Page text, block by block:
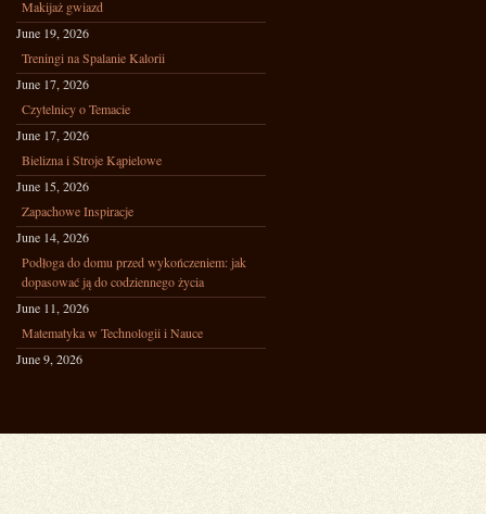
Makijaż gwiazd
June 19, 2026
Treningi na Spalanie Kalorii
June 17, 2026
Czytelnicy o Temacie
June 17, 2026
Bielizna i Stroje Kąpielowe
June 15, 2026
Zapachowe Inspiracje
June 14, 2026
Podłoga do domu przed wykończeniem: jak
dopasować ją do codziennego życia
June 11, 2026
Matematyka w Technologii i Nauce
June 9, 2026